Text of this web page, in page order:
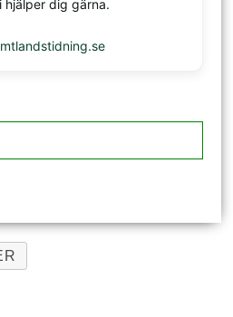
hjälper dig gärna.